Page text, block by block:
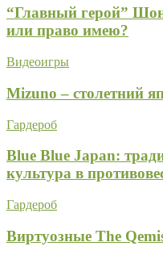
“Главный герой”
или право имею?
Видеоигры
Mizuno – столетний
Гардероб
Blue Blue Japan:
культура в
Гардероб
Виртуозные The